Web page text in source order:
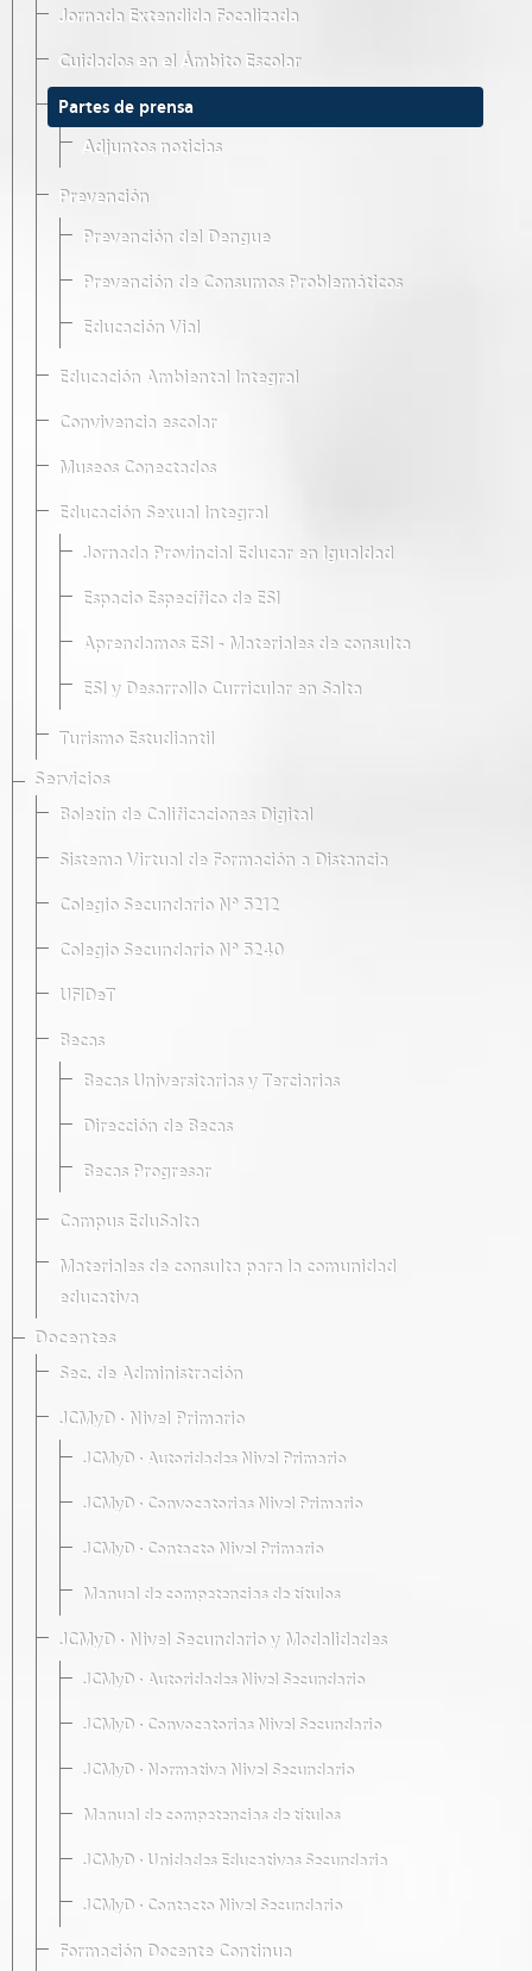
Jornada Extendida Focalizada
Cuidados en el Ámbito Escolar
Partes de prensa
Adjuntos noticias
Prevención
Prevención del Dengue
Prevención de Consumos Problemáticos
Educación Vial
Educación Ambiental Integral
Convivencia escolar
Museos Conectados
Educación Sexual Integral
Jornada Provincial Educar en Igualdad
Espacio Específico de ESI
Aprendamos ESI - Materiales de consulta
ESI y Desarrollo Curricular en Salta
Turismo Estudiantil
Servicios
Boletín de Calificaciones Digital
Sistema Virtual de Formación a Distancia
Colegio Secundario Nº 5212
Colegio Secundario Nº 5240
UFIDeT
Becas
Becas Universitarias y Terciarias
Dirección de Becas
Becas Progresar
Campus EduSalta
Materiales de consulta para la comunidad
educativa
Docentes
Sec. de Administración
JCMyD · Nivel Primario
JCMyD · Autoridades Nivel Primario
JCMyD · Convocatorias Nivel Primario
JCMyD · Contacto Nivel Primario
Manual de competencias de títulos
JCMyD · Nivel Secundario y Modalidades
JCMyD · Autoridades Nivel Secundario
JCMyD · Convocatorias Nivel Secundario
JCMyD · Normativa Nivel Secundario
Manual de competencias de títulos
JCMyD · Unidades Educativas Secundaria
JCMyD · Contacto Nivel Secundario
Formación Docente Continua